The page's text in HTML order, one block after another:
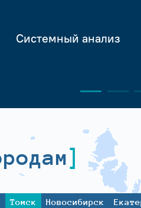
Системный анализ
Томск Новосибирск